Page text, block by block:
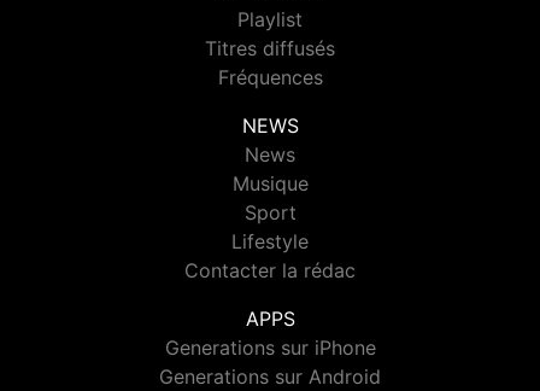
Playlist
Titres diffusés
Fréquences
NEWS
News
Musique
Sport
Lifestyle
Contacter la rédac
APPS
Generations sur iPhone
Generations sur Android